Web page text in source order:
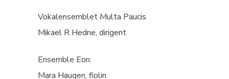
Vokalensemblet Multa Paucis
Mikael R Hedne, dirigent
Ensemble Eon:
Mara Haugen, fiolin